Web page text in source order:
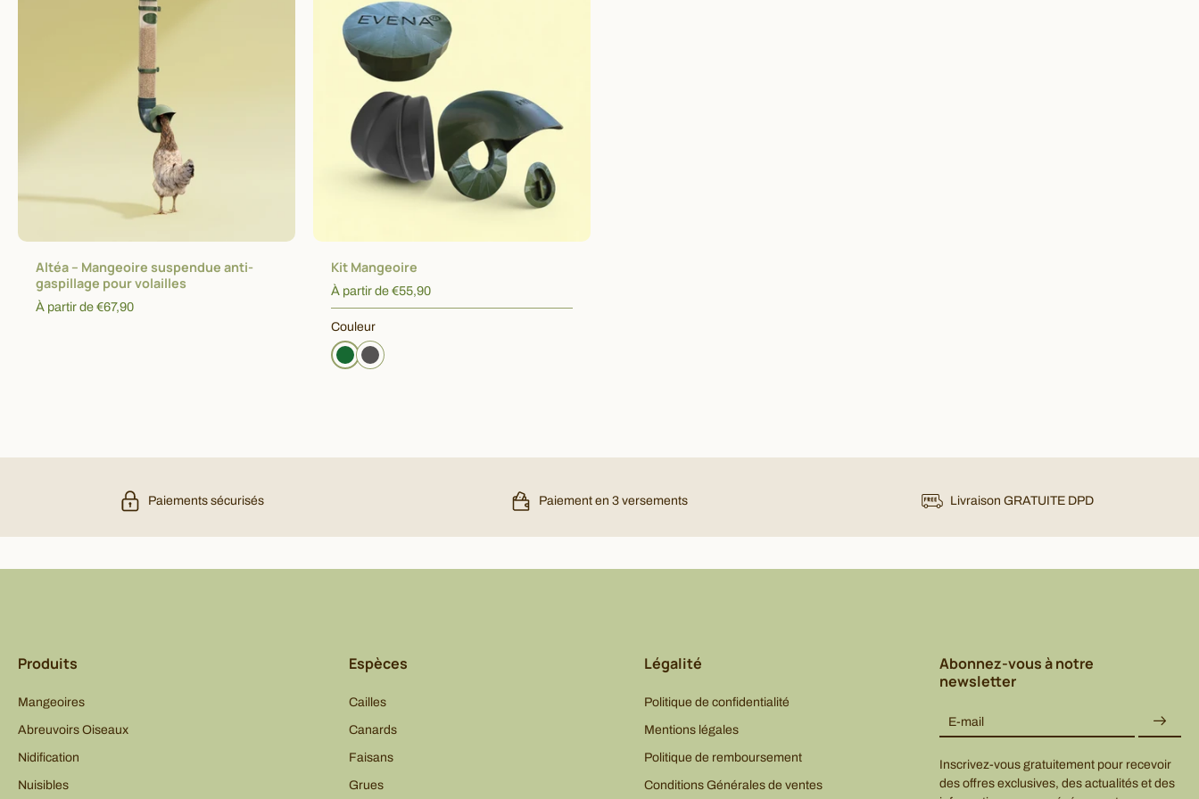
Altéa – Mangeoire suspendue anti-
gaspillage pour volailles
À partir de €67,90
Kit Mangeoire
À partir de €55,90
Couleur
Paiements sécurisés Paiement en 3 versements Livraison GRATUITE DPD
Produits
Mangeoires
Abreuvoirs Oiseaux
Nidification
Nuisibles
Espèces
Cailles
Canards
Faisans
Grues
Légalité
Politique de confidentialité
Mentions légales
Politique de remboursement
Conditions Générales de ventes
Abonnez-vous à notre
newsletter
E-mail
Inscrivez-vous gratuitement pour recevoir
des offres exclusives, des actualités et des